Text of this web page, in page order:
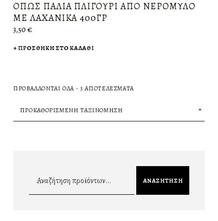
ΌΠΩΣ ΠΑΛΙΆ ΠΛΙΓΟΎΡΙ ΑΠΟ ΝΕΡΌΜΥΛΟ
ΜΕ ΛΑΧΑΝΙΚΆ 400ΓΡ
3,50€
ΠΡΟΣΘΉΚΗ ΣΤΟ ΚΑΛΆΘΙ
ΠΡΟΒΆΛΛΟΝΤΑΙ ΌΛΑ - 3 ΑΠΟΤΕΛΈΣΜΑΤΑ
Αναζήτηση για: ΑΝΑΖΉΤΗΣΗ